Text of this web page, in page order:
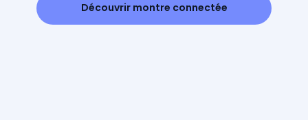
Découvrir montre connectée